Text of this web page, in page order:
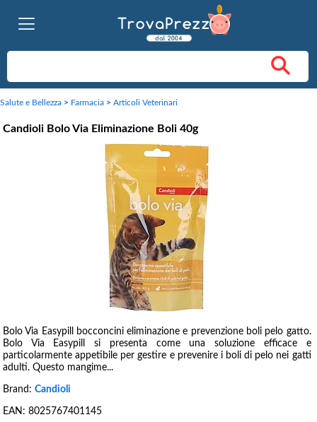
Salute e Bellezza > Farmacia > Articoli Veterinari
Candioli Bolo Via Eliminazione Boli 40g
Bolo Via Easypill bocconcini eliminazione e prevenzione boli pelo gatto.
Bolo Via Easypill si presenta come una soluzione efficace e
particolarmente appetibile per gestire e prevenire i boli di pelo nei gatti
adulti. Questo mangime...
Brand: Candioli
EAN: 8025767401145